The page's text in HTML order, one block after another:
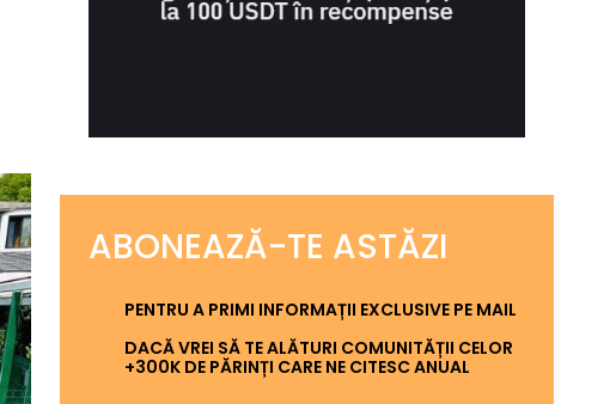
ABONEAZĂ-TE ASTĂZI
PENTRU A PRIMI INFORMAȚII EXCLUSIVE PE MAIL
DACĂ VREI SĂ TE ALĂTURI COMUNITĂȚII CELOR
+300K DE PĂRINȚI CARE NE CITESC ANUAL